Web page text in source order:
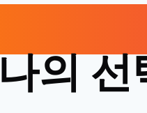
의 선